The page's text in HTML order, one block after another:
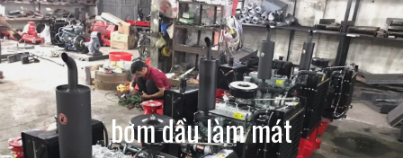
bơm dầu làm mát